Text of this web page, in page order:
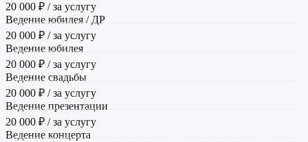
20 000 ₽ / за услугу
Ведение юбилея / ДР
20 000 ₽ / за услугу
Ведение юбилея
20 000 ₽ / за услугу
Ведение свадьбы
20 000 ₽ / за услугу
Ведение презентации
20 000 ₽ / за услугу
Ведение концерта